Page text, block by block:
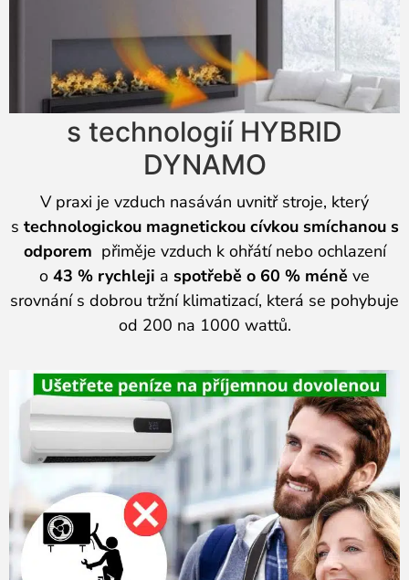
s technologií HYBRID
DYNAMO
V praxi je vzduch nasáván uvnitř stroje, který
s technologickou magnetickou cívkou smíchanou s
odporem přiměje vzduch k ohřátí nebo ochlazení
o 43 % rychleji a spotřebě o 60 % méně ve
srovnání s dobrou tržní klimatizací, která se pohybuje
od 200 na 1000 wattů.